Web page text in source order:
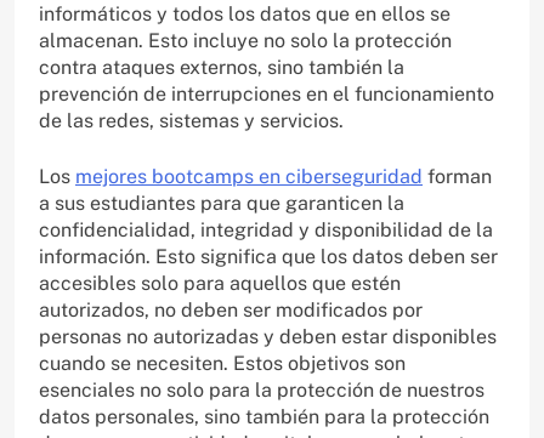
informáticos y todos los datos que en ellos se
almacenan. Esto incluye no solo la protección
contra ataques externos, sino también la
prevención de interrupciones en el funcionamiento
de las redes, sistemas y servicios.
Los mejores bootcamps en ciberseguridad forman
a sus estudiantes para que garanticen la
confidencialidad, integridad y disponibilidad de la
información. Esto significa que los datos deben ser
accesibles solo para aquellos que estén
autorizados, no deben ser modificados por
personas no autorizadas y deben estar disponibles
cuando se necesiten. Estos objetivos son
esenciales no solo para la protección de nuestros
datos personales, sino también para la protección